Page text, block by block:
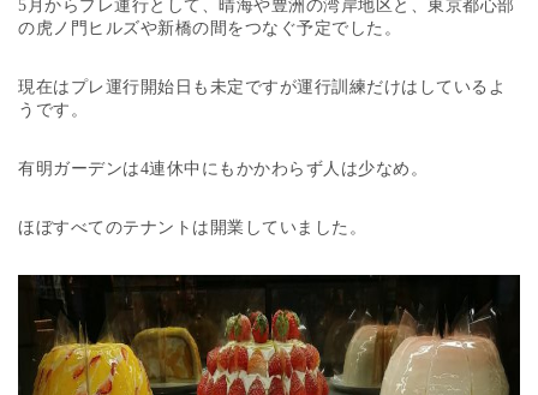
5月からプレ運行として、晴海や豊洲の湾岸地区と、東京都心部
の虎ノ門ヒルズや新橋の間をつなぐ予定でした。
現在はプレ運行開始日も未定ですが運行訓練だけはしているよ
うです。
有明ガーデンは4連休中にもかかわらず人は少なめ。
ほぼすべてのテナントは開業していました。